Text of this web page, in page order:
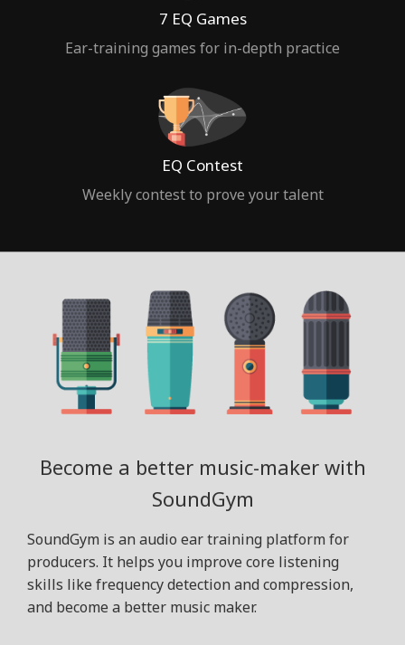
7 EQ Games
Ear-training games for in-depth practice
EQ Contest
Weekly contest to prove your talent
Become a better music-maker with
SoundGym
SoundGym is an audio ear training platform for
producers. It helps you improve core listening
skills like frequency detection and compression,
and become a better music maker.